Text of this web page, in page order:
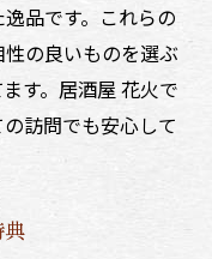
品です。これらの
の良いものを選ぶ
す。居酒屋 花火で
訪問でも安心して